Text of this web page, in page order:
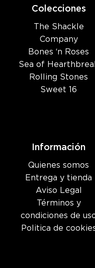
Colecciones
The Shackle
Company
Bones ‘n Roses
Sea of
Rolling Stones
Sweet 16
Información
Quienes somos
Entrega y tienda
Aviso Legal
Términos y
condiciones de
Politica de